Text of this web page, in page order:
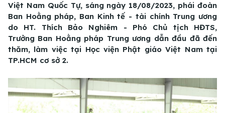
Việt Nam Quốc Tự, sáng ngày 18/08/2023, phái đoàn
Ban Hoằng pháp, Ban Kinh tế - tài chính Trung ương
do HT. Thích Bảo Nghiêm - Phó Chủ tịch HĐTS,
Trưởng Ban Hoằng pháp Trung ương dẫn đầu đã đến
thăm, làm việc tại Học viện Phật giáo Việt Nam tại
TP.HCM cơ sở 2.